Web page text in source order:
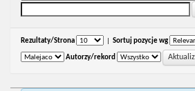
Rezultaty/Strona Sortuj pozycje wg
Autorzy/rekord